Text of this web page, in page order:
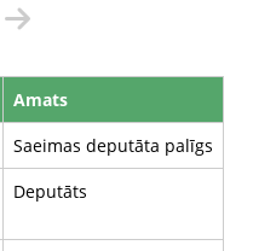
Amats
Saeimas deputāta palīgs
Deputāts